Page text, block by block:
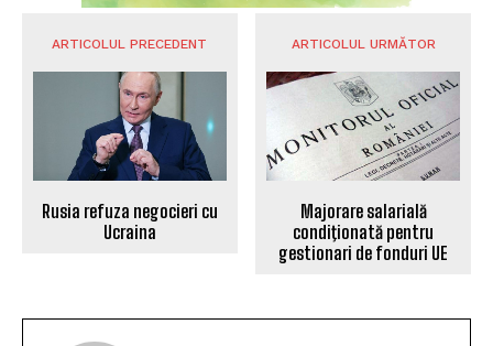
ARTICOLUL PRECEDENT
Rusia refuza negocieri cu
Ucraina
ARTICOLUL URMĂTOR
Majorare salarială
condiţionată pentru
gestionari de fonduri UE